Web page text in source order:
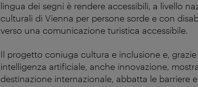
lingua dei segni è rendere accessibili, a livello
culturali di Vienna per persone sorde e con
verso una comunicazione turistica accessibile.
Il progetto coniuga cultura e inclusione e,
intelligenza artificiale, anche innovazione,
destinazione internazionale, abbatta le barriere